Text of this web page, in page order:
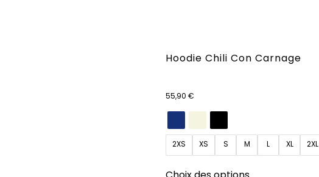
Hoodie Chili Con Carnage
55,90 €
2XS XS S M L XL 2XL